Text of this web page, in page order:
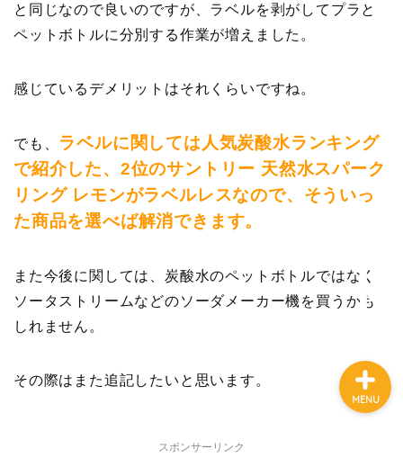
と同じなので良いのですが、ラベルを剥がしてプラと
ペットボトルに分別する作業が増えました。
感じているデメリットはそれくらいですね。
でも、 ラベルに関しては人気炭酸水ランキング
で紹介した、2位のサントリー 天然水スパーク
リング レモンがラベルレスなので、そういっ
た商品を選べば解消できます。
また今後に関しては、炭酸水のペットボトルではなく
ソータストリームなどのソーダメーカー機を買うかも
しれません。
その際はまた追記したいと思います。
スポンサーリンク
MENU
転職
お金の不安